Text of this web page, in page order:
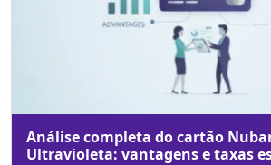
Análise completa do cartão
Ultravioleta: vantagens e taxas